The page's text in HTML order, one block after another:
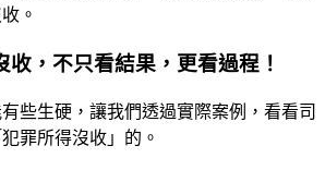
。
收，不只看結果，更看過程！
些生硬，讓我們透過實際案例，看看司
罪所得沒收」的。